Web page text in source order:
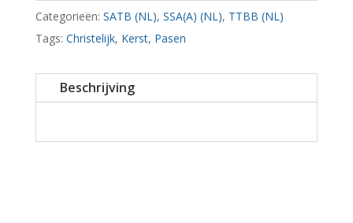
Categorieën: SATB (NL), SSA(A) (NL), TTBB (NL)
Tags: Christelijk, Kerst, Pasen
Beschrijving